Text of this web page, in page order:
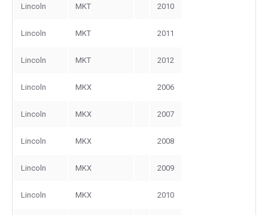
Lincoln MKT 2010
Lincoln MKT 2011
Lincoln MKT 2012
Lincoln MKX 2006
Lincoln MKX 2007
Lincoln MKX 2008
Lincoln MKX 2009
Lincoln MKX 2010